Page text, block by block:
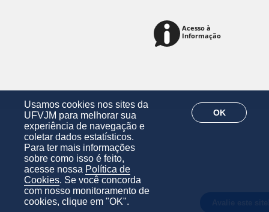
Usamos cookies nos sites da
UFVJM para melhorar sua
experiência de navegação e
coletar dados estatísticos.
Para ter mais informações
sobre como isso é feito,
acesse nossa Política de
Cookies. Se você concorda
com nosso monitoramento de
cookies, clique em "OK".
OK